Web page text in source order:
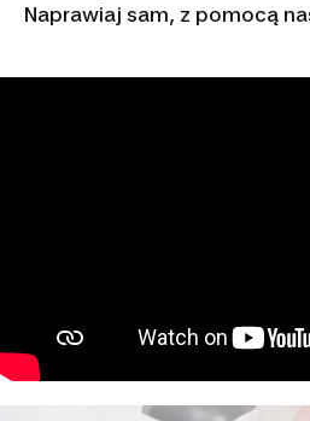
Naprawiaj sam, z pomocą